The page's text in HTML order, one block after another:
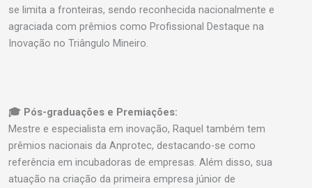
se limita a fronteiras, sendo reconhecida nacionalmente e
agraciada com prêmios como Profissional Destaque na
Inovação no Triângulo Mineiro.
🎓 Pós-graduações e Premiações:
Mestre e especialista em inovação, Raquel também tem
prêmios nacionais da Anprotec, destacando-se como
referência em incubadoras de empresas. Além disso, sua
atuação na criação da primeira empresa júnior de